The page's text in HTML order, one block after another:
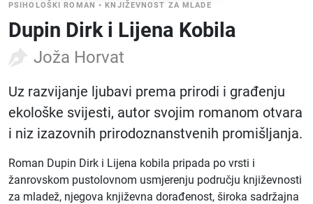
PSIHOLOŠKI ROMAN •KNJIŽEVNOST ZA MLADE
Dupin Dirk i Lijena Kobila
Joža Horvat
Uz razvijanje ljubavi prema prirodi i građenju
ekološke svijesti, autor svojim romanom otvara
i niz izazovnih prirodoznanstvenih promišljanja.
Roman Dupin Dirk i Lijena kobila pripada po vrsti i
žanrovskom pustolovnom usmjerenju području književnosti
za mladež, njegova književna dorađenost, široka sadržajna